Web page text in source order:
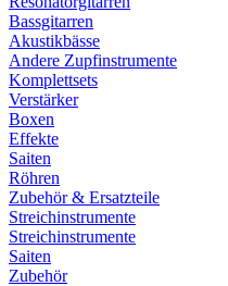
Bassgitarren
Akustikbässe
Andere Zupfinstrumente
Komplettsets
Verstärker
Boxen
Effekte
Saiten
Röhren
Zubehör & Ersatzteile
Streichinstrumente
Streichinstrumente
Saiten
Zubehör